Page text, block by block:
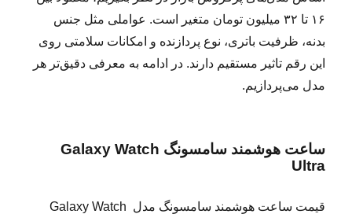
۱۶ تا ۳۲ میلیون تومان متغیر است. عواملی مثل جنس
بدنه، ظرفیت باتری، نوع پردازنده و امکانات سلامتی روی
این رقم تاثیر مستقیم دارند. در ادامه به معرفی دقیق‌تر هر
مدل می‌پردازیم.
ساعت هوشمند سامسونگ Galaxy Watch
Ultra
قیمت ساعت هوشمند سامسونگ مدل Galaxy Watch